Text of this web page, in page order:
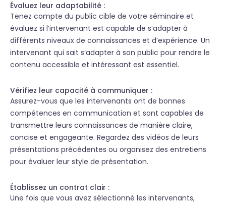
Évaluez leur adaptabilité :
Tenez compte du public cible de votre séminaire et
évaluez si l’intervenant est capable de s’adapter à
différents niveaux de connaissances et d’expérience. Un
intervenant qui sait s’adapter à son public pour rendre le
contenu accessible et intéressant est essentiel.
Vérifiez leur capacité à communiquer :
Assurez-vous que les intervenants ont de bonnes
compétences en communication et sont capables de
transmettre leurs connaissances de manière claire,
concise et engageante. Regardez des vidéos de leurs
présentations précédentes ou organisez des entretiens
pour évaluer leur style de présentation.
Établissez un contrat clair :
Une fois que vous avez sélectionné les intervenants,